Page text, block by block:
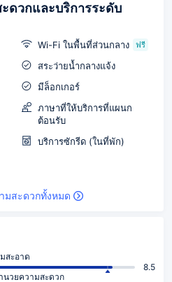
ดวกและบริการระดับ
Wi-Fi ในพื้นที่ส่วนกลาง ฟรี
สระว่ายน้ำกลางแจ้ง
มีล็อกเกอร์
ภาษาที่ให้บริการที่แผนก
ต้อนรับ
บริการซักรีด (ในที่พัก)
มสะดวกทั้งหมด
สะอาด
8.5
นวยความสะดวก